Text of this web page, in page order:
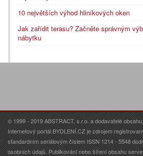
10 největších výhod hliníkových oken
Jak zařídit terasu? Začněte správným
nábytku
© 1999 - 2019 ABSTRACT, s.r.o. a dodavatelé
Internetový portál BYDLENÍ.CZ je zdrojem
standardním seriálovým číslem ISSN 1214 - 5548
osobních údajů. Publikování nebo šíření obsahu